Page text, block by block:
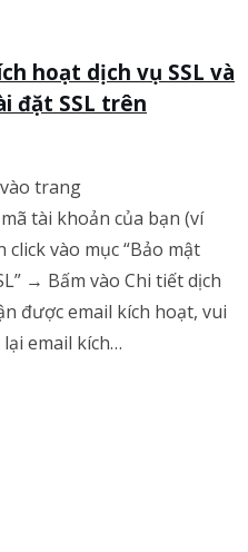
hoạt dịch vụ SSL và
đặt SSL trên
trang
tài khoản của bạn (ví
vào mục “Bảo mật
→ Bấm vào Chi tiết dịch
được email kích hoạt, vui
email kích…